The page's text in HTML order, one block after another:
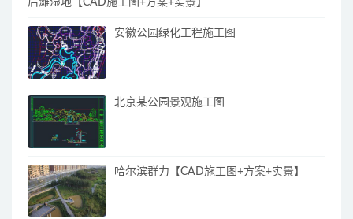
后滩湿地【CAD施工图+方案+实景】
安徽公园绿化工程施工图
北京某公园景观施工图
哈尔滨群力【CAD施工图+方案+实景】